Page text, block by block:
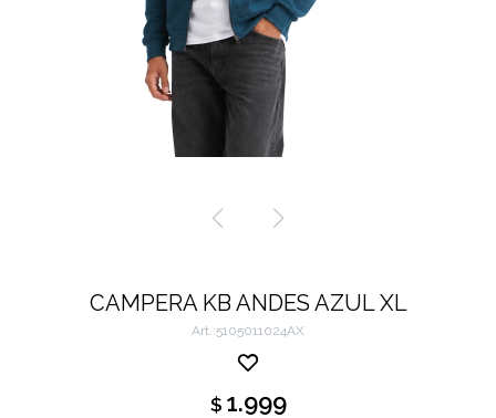
CAMPERA KB ANDES AZUL XL
5105011024AX
$ 1.999